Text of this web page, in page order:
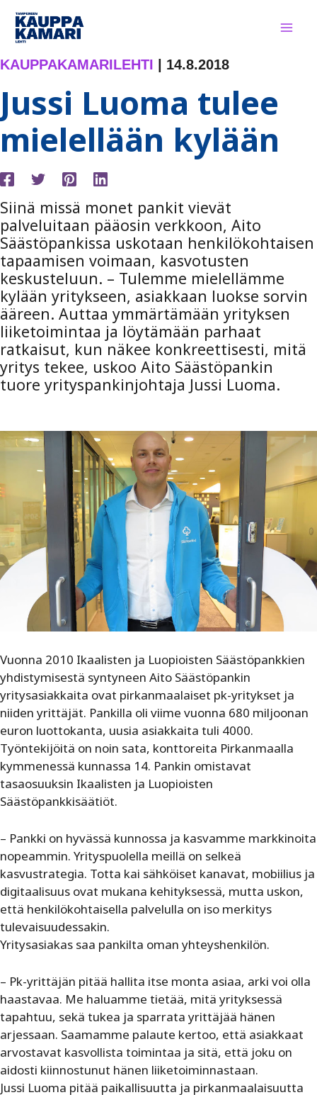
Siirry
sisältöön
KAUPPAKAMARILEHTI 14.8.2018
Jussi Luoma tulee
mielellään kylään
Siinä missä monet pankit vievät
palveluitaan pääosin verkkoon, Aito
Säästöpankissa uskotaan henkilökohtaisen
tapaamisen voimaan, kasvotusten
keskusteluun. – Tulemme mielellämme
kylään yritykseen, asiakkaan luokse sorvin
ääreen. Auttaa ymmärtämään yrityksen
liiketoimintaa ja löytämään parhaat
ratkaisut, kun näkee konkreettisesti, mitä
yritys tekee, uskoo Aito Säästöpankin
tuore yrityspankinjohtaja Jussi Luoma.
Vuonna 2010 Ikaalisten ja Luopioisten Säästöpankkien
yhdistymisestä syntyneen Aito Säästöpankin
yritysasiakkaita ovat pirkanmaalaiset pk-yritykset ja
niiden yrittäjät. Pankilla oli viime vuonna 680 miljoonan
euron luottokanta, uusia asiakkaita tuli 4000.
Työntekijöitä on noin sata, konttoreita Pirkanmaalla
kymmenessä kunnassa 14. Pankin omistavat
tasaosuuksin Ikaalisten ja Luopioisten
Säästöpankkisäätiöt.
– Pankki on hyvässä kunnossa ja kasvamme markkinoita
nopeammin. Yrityspuolella meillä on selkeä
kasvustrategia. Totta kai sähköiset kanavat, mobiilius ja
digitaalisuus ovat mukana kehityksessä, mutta uskon,
että henkilökohtaisella palvelulla on iso merkitys
tulevaisuudessakin.
Yritysasiakas saa pankilta oman yhteyshenkilön.
– Pk-yrittäjän pitää hallita itse monta asiaa, arki voi olla
haastavaa. Me haluamme tietää, mitä yrityksessä
tapahtuu, sekä tukea ja sparrata yrittäjää hänen
arjessaan. Saamamme palaute kertoo, että asiakkaat
arvostavat kasvollista toimintaa ja sitä, että joku on
aidosti kiinnostunut hänen liiketoiminnastaan.
Jussi Luoma pitää paikallisuutta ja pirkanmaalaisuutta